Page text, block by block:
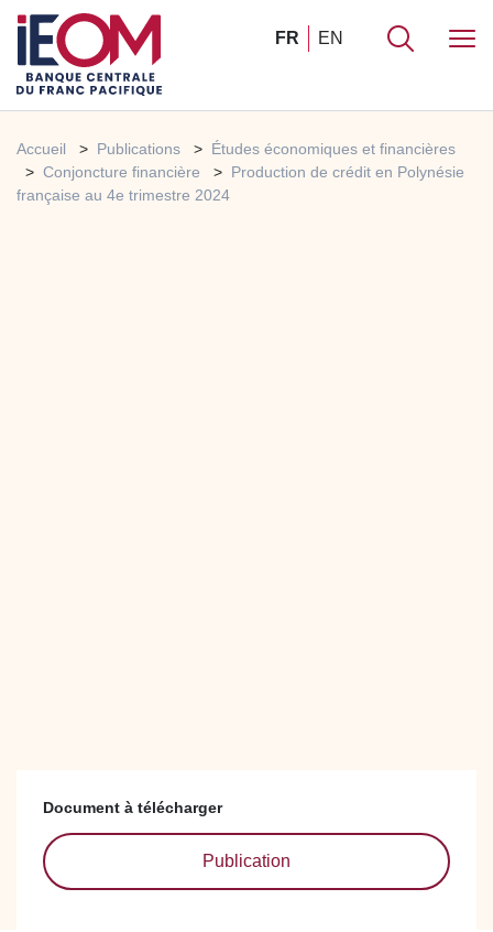
FR EN
Accueil Publications
Études économiques et financières
Conjoncture financière
Production de crédit en Polynésie
française au 4e trimestre 2024
Document à télécharger
Publication